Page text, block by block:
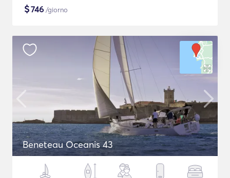
$746 /giorno
Beneteau Oceanis 43